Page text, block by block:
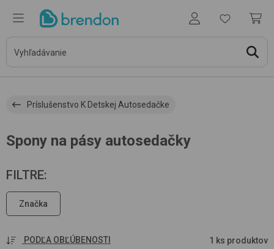
Príslušenstvo K Detskej Autosedačke
Spony na pásy autosedačky
FILTRE:
Značka
PODĽA OBĽÚBENOSTI 1 ks produktov